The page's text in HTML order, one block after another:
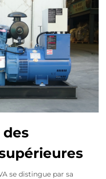
se distingue par sa